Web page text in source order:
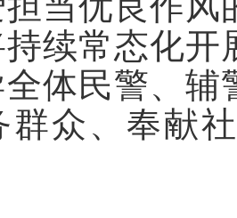
续常态化开
体民警、辅
群众、奉献